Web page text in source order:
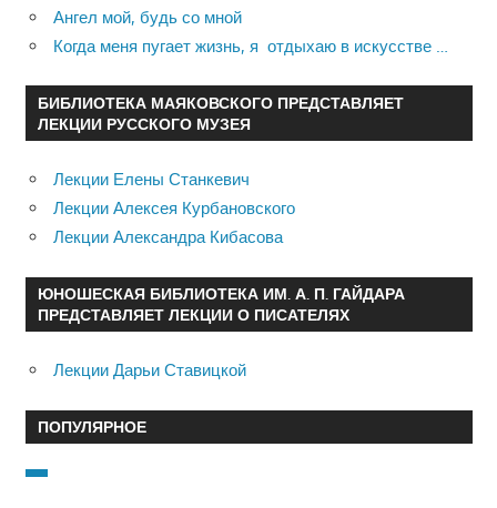
Ангел мой, будь со мной
Когда меня пугает жизнь, я отдыхаю в искусстве …
БИБЛИОТЕКА МАЯКОВСКОГО ПРЕДСТАВЛЯЕТ
ЛЕКЦИИ РУССКОГО МУЗЕЯ
Лекции Елены Станкевич
Лекции Алексея Курбановского
Лекции Александра Кибасова
ЮНОШЕСКАЯ БИБЛИОТЕКА ИМ. А. П. ГАЙДАРА
ПРЕДСТАВЛЯЕТ ЛЕКЦИИ О ПИСАТЕЛЯХ
Лекции Дарьи Ставицкой
ПОПУЛЯРНОЕ